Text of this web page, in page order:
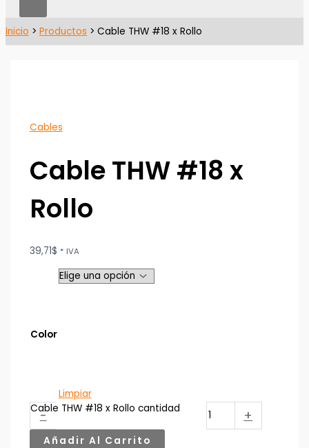
Inicio Productos Cable THW #18 x Rollo
Cables
Cable THW #18 x
Rollo
39,71$ * IVA
Color
Limpiar
-
Cable THW #18 x Rollo cantidad +
Añadir Al Carrito